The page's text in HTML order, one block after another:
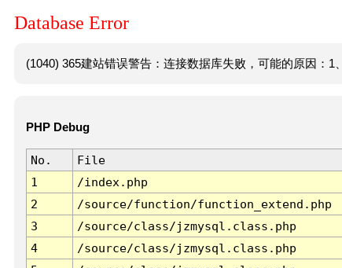
Database Error
(1040) 365建站错误警告：连接数据库失败，可能的原因：1
PHP Debug
No. File
1
/index.php
2
/source/function/function_extend.php
3
/source/class/jzmysql.class.php
4
/source/class/jzmysql.class.php